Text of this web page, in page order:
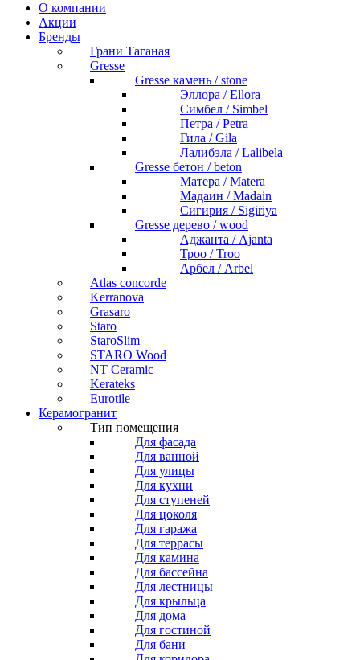
О компании
Акции
Бренды
Грани Таганая
Gresse
Gresse камень / stone
Эллора / Ellora
Симбел / Simbel
Петра / Petra
Гила / Gila
Лалибэла / Lalibela
Gresse бетон / beton
Матера / Matera
Мадаин / Madain
Сигирия / Sigiriya
Gresse дерево / wood
Аджанта / Ajanta
Троо / Troo
Арбел / Arbel
Atlas concorde
Kerranova
Grasaro
Staro
StaroSlim
STARO Wood
NT Ceramic
Kerateks
Eurotile
Керамогранит
Тип помещения
Для фасада
Для ванной
Для улицы
Для кухни
Для ступеней
Для цоколя
Для гаража
Для террасы
Для камина
Для бассейна
Для лестницы
Для крыльца
Для дома
Для гостиной
Для бани